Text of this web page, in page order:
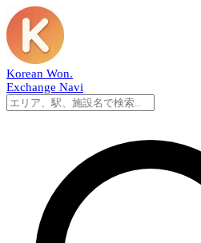
Korean Won.
Exchange Navi